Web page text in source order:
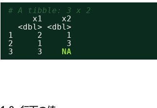
# A tibble: 3 x 2
x1    x2
<dbl> <dbl>
1     2     1
2     1     3
3     3 NA